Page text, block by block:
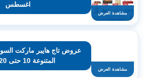
مشاهدة العرض
اغسطس
مشاهدة العرض
عروض تاج هايبر ماركت
المتنوعة 10 حتى 20 أكتوبر